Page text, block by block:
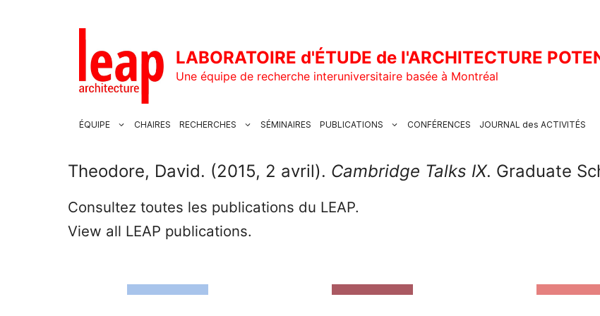
LABORATOIRE d'ÉTUDE de l'ARCHITECTURE
Une équipe de recherche interuniversitaire basée à Montréal
ÉQUIPE CHAIRES RECHERCHES SÉMINAIRES PUBLICATIONS CONFÉRENCES JOURNAL des ACTIVITÉS
Theodore, David. (2015, 2 avril). Cambridge Talks IX. Graduate
Consultez toutes les publications du LEAP.
View all LEAP publications.